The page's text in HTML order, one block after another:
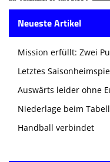
Neueste Artikel
Mission erfüllt: Zwei
Letztes
Auswärts leider ohne
Niederlage beim
Handball verbindet